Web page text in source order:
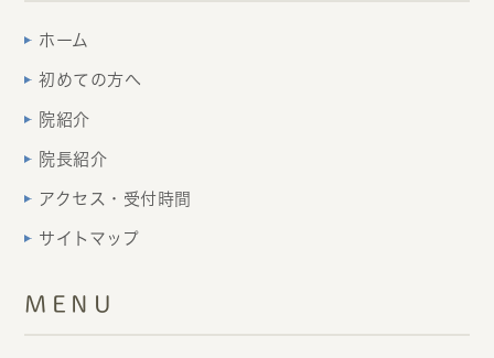
ホーム
初めての方へ
院紹介
院長紹介
アクセス・受付時間
サイトマップ
MENU